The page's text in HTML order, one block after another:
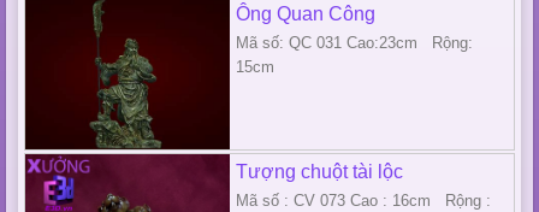
Ông Quan Công
Mã số: QC 031 Cao:23cm Rộng:
15cm
Tượng chuột tài lộc
Mã số : CV 073 Cao : 16cm Rộng :